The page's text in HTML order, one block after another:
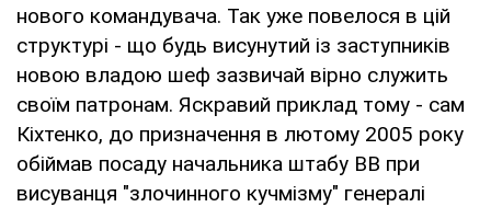
нового командувача. Так уже повелося в цій
структурі - що будь висунутий із заступників
новою владою шеф зазвичай вірно служить
своїм патронам. Яскравий приклад тому - сам
Кіхтенко, до призначення в лютому 2005 року
обіймав посаду начальника штабу ВВ при
висуванця "злочинного кучмізму" генералі